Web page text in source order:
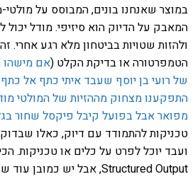
במוצר שאנחנו בונים, המבוסס על
המאבק על הדיוק הוא סיזיפי. מודל יכול
ולהזות שטויות בביטחון מלא רגע אחרי.
הטמפרטורה או בדיקת הקלט (אם מישהו
של רועי בן יוסף שעבד איתי כתף אל כתף
התפקענו מצחוק מההזיות של המולטי
מפואר אבל בפועל קיבל פיקסל שחור
טכניקות להתמודד עם דיוק, כאלו
ועבד יוכל לפרט על כלים או טכניקות.
Structured Output, אבל יש כמובן עוד שפע.